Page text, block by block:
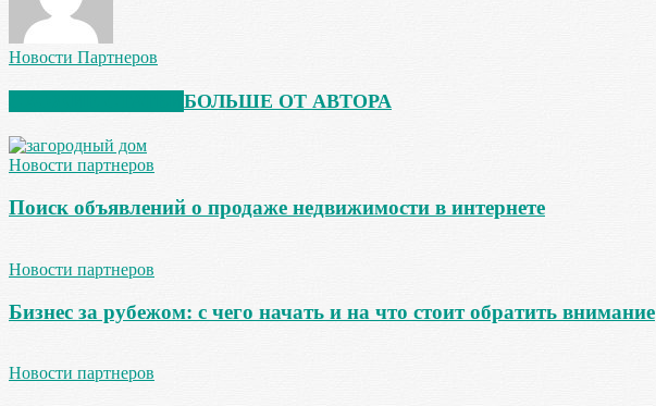
Новости Партнеров
БОЛЬШЕ ОТ АВТОРА
Новости партнеров
Поиск объявлений о продаже недвижимости в интернете
Новости партнеров
Бизнес за рубежом: с чего начать и на что стоит обратить внимание
Новости партнеров